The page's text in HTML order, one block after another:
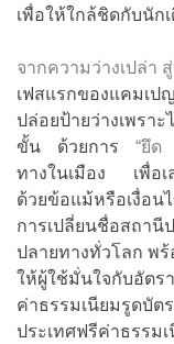
เพื่อให้ใกล้ชิดกับนัก
จากความว่างเปล่า
เฟสแรกของแคมเป
ปล่อยป้ายว่างเพรา
ขั้น ด้วยการ “ยึด
ทางในเมือง เพื่อเ
ด้วยข้อแม้หรือเงื่อน
การเปลี่ยนชื่อสถา
ปลายทางทั่วโลก พ
ให้ผู้ใช้มั่นใจกับอัตร
ค่าธรรมเนียมรูดบั
ประเทศฟรีค่าธรรมเ